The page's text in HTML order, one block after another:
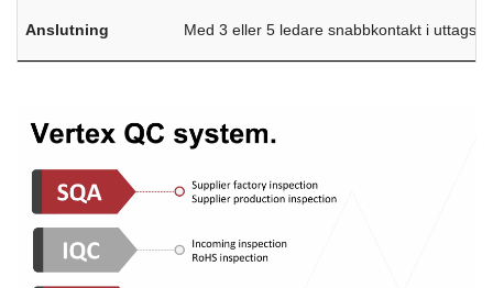
Anslutning Med 3 eller 5 ledare snabbkontakt i